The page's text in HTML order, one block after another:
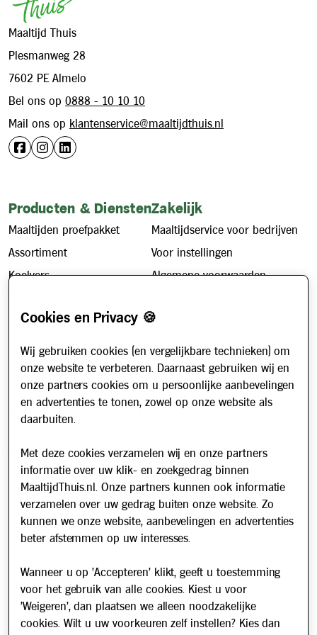
Maaltijd Thuis
Plesmanweg 28
7602 PE Almelo
Bel ons op 0888 - 10 10 10
Mail ons op klantenservice@maaltijdthuis.nl
Producten & Diensten
Maaltijden proefpakket
Assortiment
Koelvers
Zakelijk
Maaltijdservice voor bedrijven
Voor instellingen
Algemene voorwaarden
Cookiebeleid
Klantenservice & Info
Hoe werkt het?
Veelgestelde vragen
Werken bij
Nieuws
Nieuwsbrief
Schrijf u in voor onze nieuwsbrief en blijf op de hoogte van
updates over Maaltijd Thuis!
E-mailadres
Cookies en Privacy 🍪
Wij gebruiken cookies (en vergelijkbare technieken) om
onze website te verbeteren. Daarnaast gebruiken wij en
onze partners cookies om u persoonlijke aanbevelingen
en advertenties te tonen, zowel op onze website als
daarbuiten.
Met deze cookies verzamelen wij en onze partners
informatie over uw klik- en zoekgedrag binnen
MaaltijdThuis.nl. Onze partners kunnen ook informatie
verzamelen over uw gedrag buiten onze website. Zo
kunnen we onze website, aanbevelingen en advertenties
beter afstemmen op uw interesses.
Wanneer u op 'Accepteren' klikt, geeft u toestemming
voor het gebruik van alle cookies. Kiest u voor
'Weigeren', dan plaatsen we alleen noodzakelijke
cookies. Wilt u uw voorkeuren zelf instellen? Kies dan